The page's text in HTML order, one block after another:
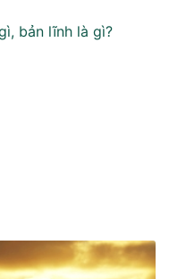
bản lĩnh là gì?